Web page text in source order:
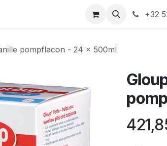
+32
pompflacon - 24 x 500ml